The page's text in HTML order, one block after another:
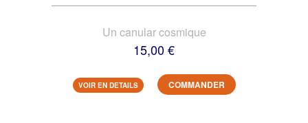
Un canular cosmique
15,00 €
VOIR EN DETAILS COMMANDER